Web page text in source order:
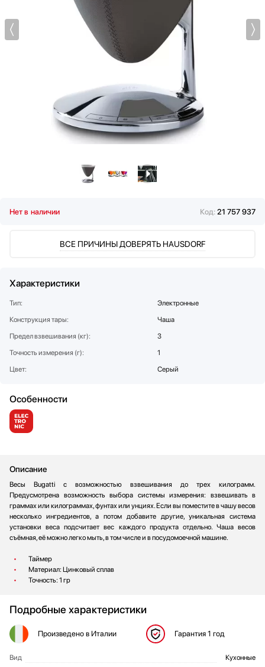
Мультиварки
Паровые шкафы для одежды
Парогенераторы
Подогреватели
Проф. аксессуары
Пылесосы
Смесители
Стиральные машины
Телевизоры
Тостеры
Увлажнители воздуха
Нет в наличии Код: 21 757 937
ВСЕ ПРИЧИНЫ ДОВЕРЯТЬ HAUSDORF
Характеристики
Тип:
Электронные
Конструкция тары:
Чаша
Предел взвешивания (кг):
3
Точность измерения (г):
1
Цвет:
Серый
Особенности
Описание
Весы Bugatti с возможностью взвешивания до трех килограмм.
Предусмотрена возможность выбора системы измерения: взвешивать в
граммах или килограммах, фунтах или унциях. Если вы поместите в чашу весов
несколько ингредиентов, а потом добавите другие, уникальная система
установки веса подсчитает вес каждого продукта отдельно. Чаша весов
съёмная, её можно легко мыть, в том числе и в посудомоечной машине.
Таймер
Материал: Цинковый сплав
Точность: 1 гр
Подробные характеристики
Произведено в Италии Гарантия 1 год
Общие характеристики
Вид
Кухонные